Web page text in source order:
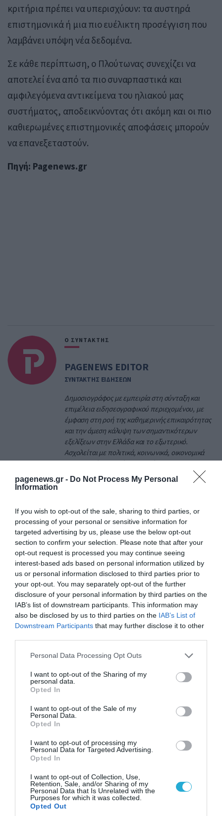
pagenews.gr - Do Not Process My Personal
Information
If you wish to opt-out of the sale, sharing to third parties, or
processing of your personal or sensitive information for
targeted advertising by us, please use the below opt-out
section to confirm your selection. Please note that after your
opt-out request is processed you may continue seeing
interest-based ads based on personal information utilized by
us or personal information disclosed to third parties prior to
your opt-out. You may separately opt-out of the further
disclosure of your personal information by third parties on the
IAB’s list of downstream participants. This information may
also be disclosed by us to third parties on the IAB’s List of
Downstream Participants that may further disclose it to other
Please note that this website/app uses one or more Google
not limited to your visit or usage behaviour. You may click to
grant or deny consent to Google and its third-party tags to
use your data for below specified purposes in below Google
consent section.
Personal Data Processing Opt Outs
I want to opt-out of the Sharing of my
personal data.
Opted In
I want to opt-out of the Sale of my
Personal Data.
Opted In
I want to opt-out of processing my
Personal Data for Targeted Advertising.
Opted In
I want to opt-out of Collection, Use,
Retention, Sale, and/or Sharing of my
Personal Data that Is Unrelated with the
Purposes for which it was collected.
Opted Out
κριτήρια πρέπει να υπερισχύουν: τα αυστηρά
επιστημονικά ή μια πιο ευέλικτη προσέγγιση που
λαμβάνει υπόψη νέα δεδομένα.
Σε κάθε περίπτωση, ο Πλούτωνας συνεχίζει να
αποτελεί ένα από τα πιο συναρπαστικά και
αμφιλεγόμενα αντικείμενα του ηλιακού μας
συστήματος, αποδεικνύοντας ότι ακόμη και οι πιο
καθιερωμένες επιστημονικές αποφάσεις μπορούν
να επανεξεταστούν.
Πηγή: Pagenews.gr
Ο ΣΥΝΤΑΚΤΗΣ
PAGENEWS EDITOR
ΣΥΝΤΑΚΤΗΣ ΕΙΔΗΣΕΩΝ
Δημοσιογράφος με εμπειρία στη σύνταξη και
επιμέλεια ειδησεογραφικού περιεχομένου, με
έμφαση στη ροή της καθημερινής επικαιρότητας
και την άμεση κάλυψη των σημαντικότερων
εξελίξεων στην Ελλάδα και το εξωτερικό.
Ασχολείται με πολιτικά, κοινωνικά, οικονομικά
και γενικού ενδιαφέροντος θέματα,
διασφαλίζοντας την έγκυρη και έγκαιρη
ενημέρωση του κοινού. Απόφοιτος Τμήματος
Επικοινωνίας, με εξειδίκευση στα ψηφιακά μέσα
ενημέρωσης και τη σύγχρονη ειδησεογραφία.
Διαθέτει εμπειρία στην συγγραφή online
περιεχομένου, τη διαχείριση ειδησεογραφικής
ύλης και την παρακολούθηση της επικαιρότητας
σε πραγματικό χρόνο.
ΠΡΟΒΟΛΗ ΠΡΟΦΙΛ →
NASA ΓΗ ΔΙΑΣΤΗΜΑ ΠΛΑΝΗΤΕΣ
ΔΕΙΤΕ ΠΡΩΤΟΙ
Σχετικά άρθρα:
➤ NASA: Δορυφορική εικόνα αποτυπώνει την τεράστια
καταστροφή στη Βοιωτία – Έως 50.000 στρέμματα
έγιναν στάχτη